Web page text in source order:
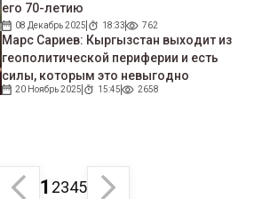
его 70-летию
08 Декабрь 2025 18:33 762
Марс Сариев: Кыргызстан выходит из
геополитической периферии и есть
силы, которым это невыгодно
20 Ноябрь 2025 15:45 2658
1 2345